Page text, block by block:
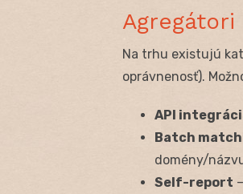
Na trhu existujú
oprávnenosť).
API
Batch
domény/
Self-report